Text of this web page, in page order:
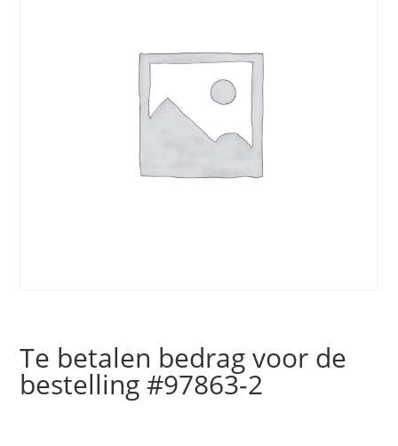
Te betalen bedrag voor de
bestelling #97863-2